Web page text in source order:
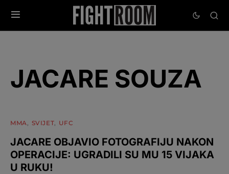
JACARE SOUZA
MMA SVIJET UFC
JACARE OBJAVIO FOTOGRAFIJU NAKON
OPERACIJE: UGRADILI SU MU 15 VIJAKA
U RUKU!